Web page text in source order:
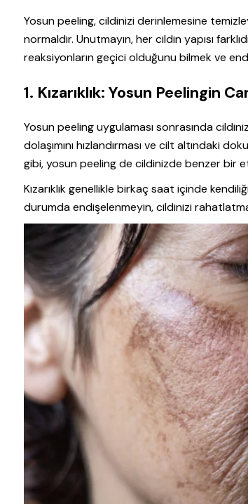
Yosun peeling, cildinizi derinlemesine
normaldir. Unutmayın, her cildin yapısı
reaksiyonların geçici olduğunu bilmek ve
1. Kızarıklık: Yosun Peelingin
Yosun peeling uygulaması sonrasında
dolaşımını hızlandırması ve cilt altındaki
gibi, yosun peeling de cildinizde benzer bir
Kızarıklık genellikle birkaç saat içinde
durumda endişelenmeyin, cildinizi